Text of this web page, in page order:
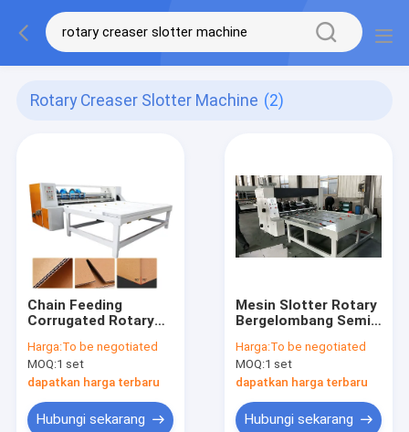
Rotary Creaser Slotter Machine (2)
Chain Feeding
Corrugated Rotary
Creaser Untuk
Karton
Harga:To be negotiated
MOQ:1 set
dapatkan harga terbaru
Hubungi sekarang
Mesin Slotter Rotary
Bergelombang Semi
Kekusutan Karton
Harga:To be negotiated
MOQ:1 set
dapatkan harga terbaru
Hubungi sekarang